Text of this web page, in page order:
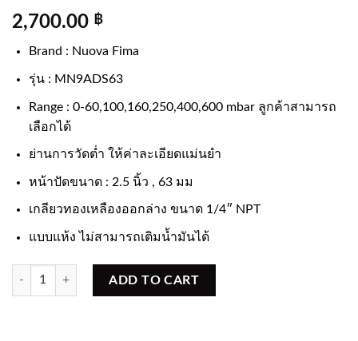
2,700.00 ฿
Brand : Nuova Fima
รุ่น : MN9ADS63
Range : 0-60,100,160,250,400,600 mbar ลูกค้าสามารถ
เลือกได้
ย่านการวัดต่ำ ให้ค่าละเอียดแม่นยำ
หน้าปัดขนาด : 2.5 นิ้ว , 63 มม
เกลียวทองเหลืองออกล่าง ขนาด 1/4″ NPT
แบบแห้ง ไม่สามารถเติมน้ำมันได้
Low Pressure Gauge หน้าปัด 2.5 นิ้ว เกลียวล่าง quantity
ADD TO CART